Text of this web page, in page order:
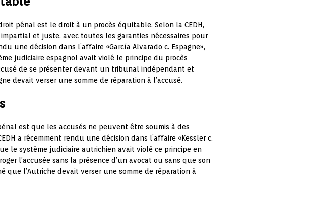
pénal est le droit à un procès équitable. Selon la CEDH,
et juste, avec toutes les garanties nécessaires pour
une décision dans l’affaire «García Alvarado c. Espagne»,
judiciaire espagnol avait violé le principe du procès
de se présenter devant un tribunal indépendant et
devait verser une somme de réparation à l’accusé.
est que les accusés ne peuvent être soumis à des
a récemment rendu une décision dans l’affaire «Kessler c.
le système judiciaire autrichien avait violé ce principe en
l’accusée sans la présence d’un avocat ou sans que son
que l’Autriche devait verser une somme de réparation à